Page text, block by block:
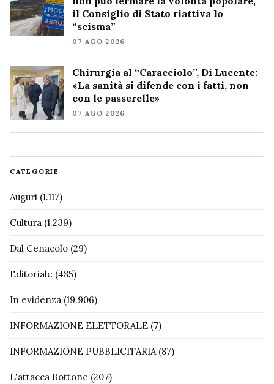
il Consiglio di Stato riattiva lo
“scisma”
07 AGO 2026
Chirurgia al “Caracciolo”, Di Lucente:
«La sanità si difende con i fatti, non
con le passerelle»
07 AGO 2026
CATEGORIE
Auguri (1.117)
Cultura (1.239)
Dal Cenacolo (29)
Editoriale (485)
In evidenza (19.906)
INFORMAZIONE ELETTORALE (7)
INFORMAZIONE PUBBLICITARIA(87)
L'attacca Bottone (207)